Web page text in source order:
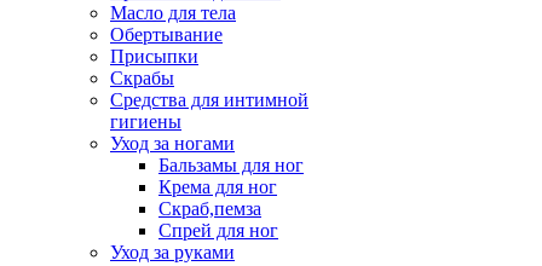
Масло для тела
Обертывание
Присыпки
Скрабы
Средства для интимной
гигиены
Уход за ногами
Бальзамы для ног
Крема для ног
Скраб,пемза
Спрей для ног
Уход за руками